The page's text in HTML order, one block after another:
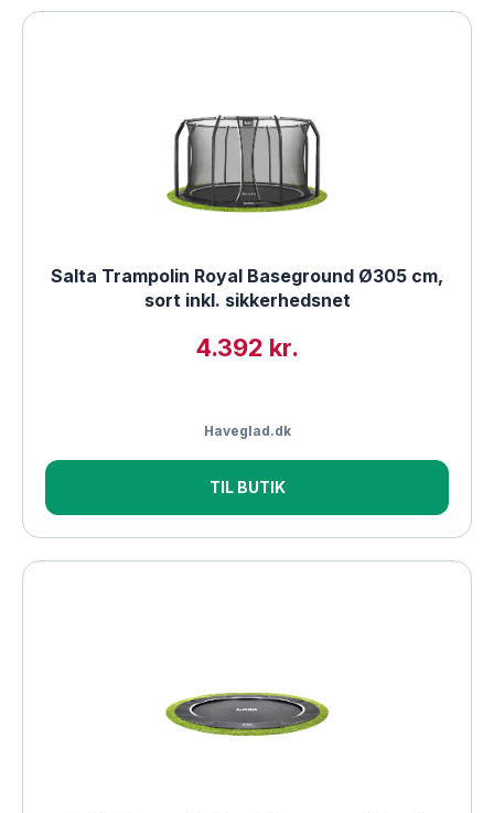
Salta Trampolin Royal Baseground Ø305 cm,
sort inkl. sikkerhedsnet
4.392 kr.
Haveglad.dk
TIL BUTIK